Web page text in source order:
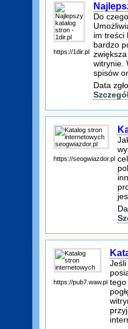
https://1dir.pl
Do
im treści
bardzo
witrynie.
spisów
Data
https://seogwiazdor.pl
https://pub7.waw.pl tego